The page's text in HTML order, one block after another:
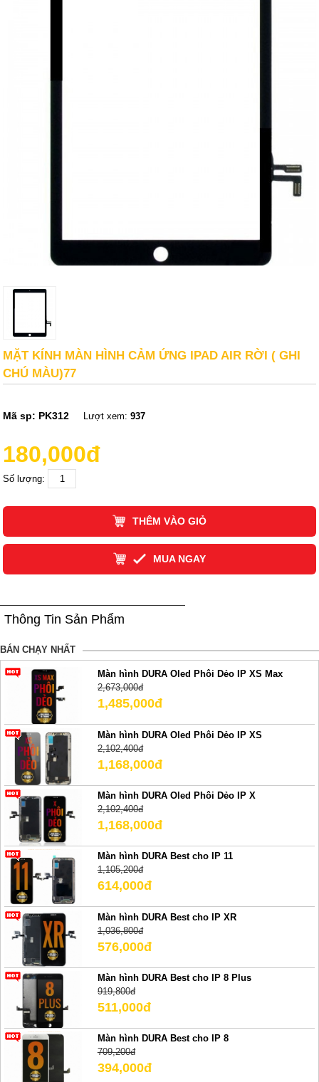
MẶT KÍNH MÀN HÌNH CẢM ỨNG IPAD AIR RỜI ( GHI
CHÚ MÀU)77
Mã sp: PK312 Lượt xem:937
180,000đ
Số lượng:
THÊM VÀO GIỎ
MUA NGAY
Thông Tin Sản Phẩm
BÁN CHẠY NHẤT
Màn hình DURA Oled Phôi Dẻo IP XS Max
2,673,000đ
1,485,000đ
Màn hình DURA Oled Phôi Dẻo IP XS
2,102,400đ
1,168,000đ
Màn hình DURA Oled Phôi Dẻo IP X
2,102,400đ
1,168,000đ
Màn hình DURA Best cho IP 11
1,105,200đ
614,000đ
Màn hình DURA Best cho IP XR
1,036,800đ
576,000đ
Màn hình DURA Best cho IP 8 Plus
919,800đ
511,000đ
Màn hình DURA Best cho IP 8
709,200đ
394,000đ